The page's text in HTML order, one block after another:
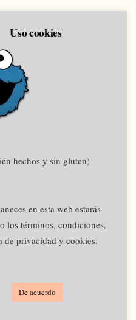
la sonrisa te hace sentir y te
video, compartimos por
su nivel de influencia y
de tu nivel de energía y tu
estado de ánimo para
con un simple cambio.
en tu email
para dejar de sufrir
Mente subconsciente VS.
SIN DARNOS
Uso cookies
hechos y sin gluten)
en esta web estarás
los términos, condiciones,
de privacidad y cookies.
De acuerdo